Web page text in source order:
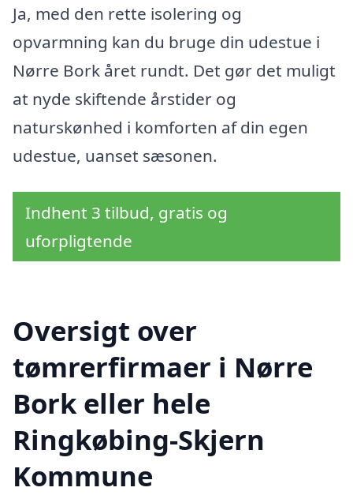
Ja, med den rette isolering og
opvarmning kan du bruge din udestue i
Nørre Bork året rundt. Det gør det muligt
at nyde skiftende årstider og
naturskønhed i komforten af din egen
udestue, uanset sæsonen.
Indhent 3 tilbud, gratis og
uforpligtende
Oversigt over
tømrerfirmaer i Nørre
Bork eller hele
Ringkøbing-Skjern
Kommune